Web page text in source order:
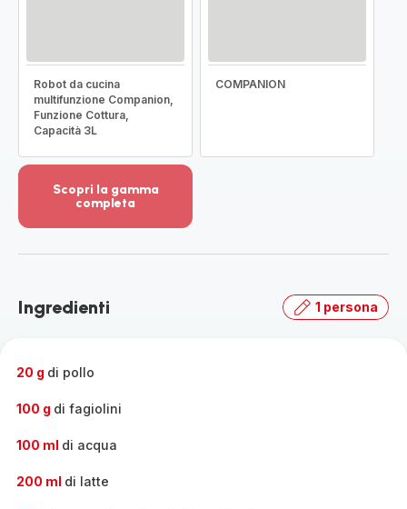
Robot da cucina
multifunzione Companion,
Funzione Cottura,
Capacità 3L
COMPANION
Scopri la gamma
completa
dettagli
la
Ingredienti 1 persona
20 g di pollo
100 g di fagiolini
100 ml di acqua
200 ml di latte